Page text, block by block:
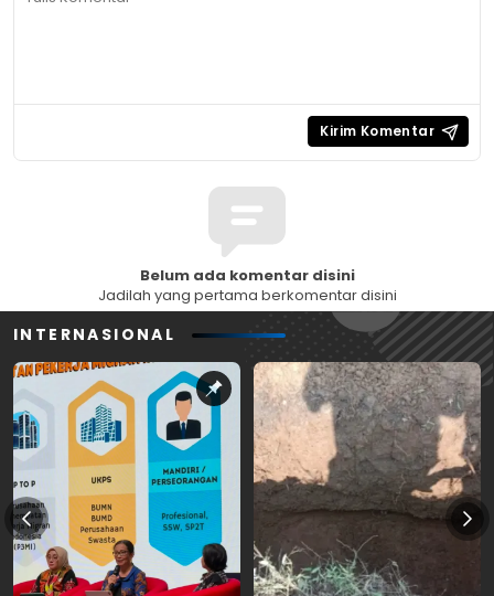
Belum ada komentar disini
Jadilah yang pertama berkomentar disini
INTERNASIONAL